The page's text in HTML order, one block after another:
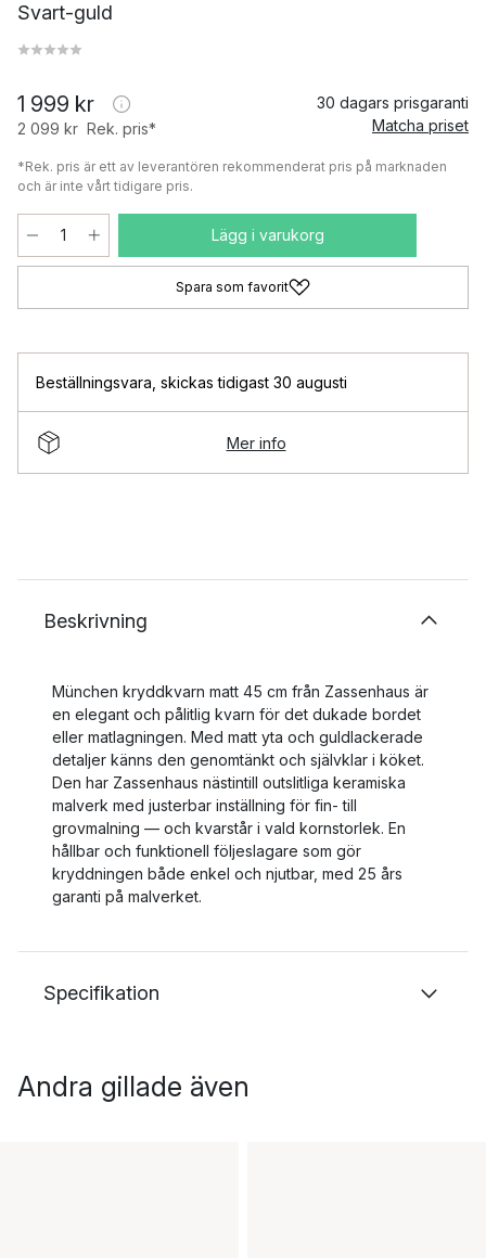
Svart-guld
1 999 kr
2 099 kr Rek. pris*
30 dagars prisgaranti
Matcha priset
*Rek. pris är ett av leverantören rekommenderat pris på marknaden
och är inte vårt tidigare pris.
Lägg i varukorg
Spara som favorit
Beställningsvara skickas tidigast 30 augusti
Mer info
Beskrivning
München kryddkvarn matt 45 cm från Zassenhaus är
en elegant och pålitlig kvarn för det dukade bordet
eller matlagningen. Med matt yta och guldlackerade
detaljer känns den genomtänkt och självklar i köket.
Den har Zassenhaus nästintill outslitliga keramiska
malverk med justerbar inställning för fin- till
grovmalning — och kvarstår i vald kornstorlek. En
hållbar och funktionell följeslagare som gör
kryddningen både enkel och njutbar, med 25 års
garanti på malverket.
Specifikation
Andra gillade även